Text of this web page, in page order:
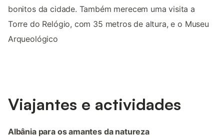
bonitos da cidade. Também merecem uma visita a
Torre do Relógio, com 35 metros de altura, e o Museu
Arqueológico
Viajantes e actividades
Albânia para os amantes da natureza